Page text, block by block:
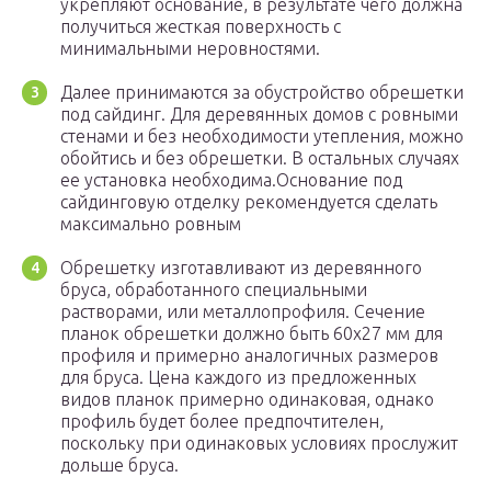
укрепляют основание, в результате чего должна
получиться жесткая поверхность с
минимальными неровностями.
Далее принимаются за обустройство обрешетки
под сайдинг. Для деревянных домов с ровными
стенами и без необходимости утепления, можно
обойтись и без обрешетки. В остальных случаях
ее установка необходима.Основание под
сайдинговую отделку рекомендуется сделать
максимально ровным
Обрешетку изготавливают из деревянного
бруса, обработанного специальными
растворами, или металлопрофиля. Сечение
планок обрешетки должно быть 60х27 мм для
профиля и примерно аналогичных размеров
для бруса. Цена каждого из предложенных
видов планок примерно одинаковая, однако
профиль будет более предпочтителен,
поскольку при одинаковых условиях прослужит
дольше бруса.